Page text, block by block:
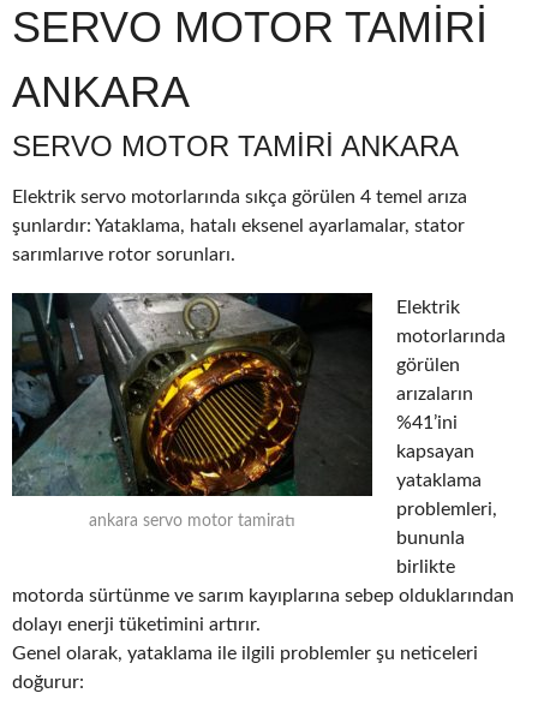
SERVO MOTOR TAMİRİ
ANKARA
SERVO MOTOR TAMIRI ANKARA
Elektrik servo motorlarında sıkça görülen 4 temel arıza
şunlardır: Yataklama, hatalı eksenel ayarlamalar, stator
sarımlarıve rotor sorunları.
ankara servo motor tamiratı
Elektrik
motorlarında
görülen
arızaların
%41’ini
kapsayan
yataklama
problemleri,
bununla
birlikte
motorda sürtünme ve sarım kayıplarına sebep olduklarından
dolayı enerji tüketimini artırır.
Genel olarak, yataklama ile ilgili problemler şu neticeleri
doğurur: